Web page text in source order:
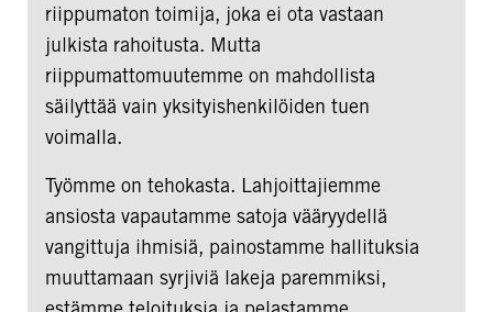
riippumaton toimija, joka ei ota vastaan
julkista rahoitusta. Mutta
riippumattomuutemme on mahdollista
säilyttää vain yksityishenkilöiden tuen
voimalla.
Työmme on tehokasta. Lahjoittajiemme
ansiosta vapautamme satoja vääryydellä
vangittuja ihmisiä, painostamme hallituksia
muuttamaan syrjiviä lakeja paremmiksi,